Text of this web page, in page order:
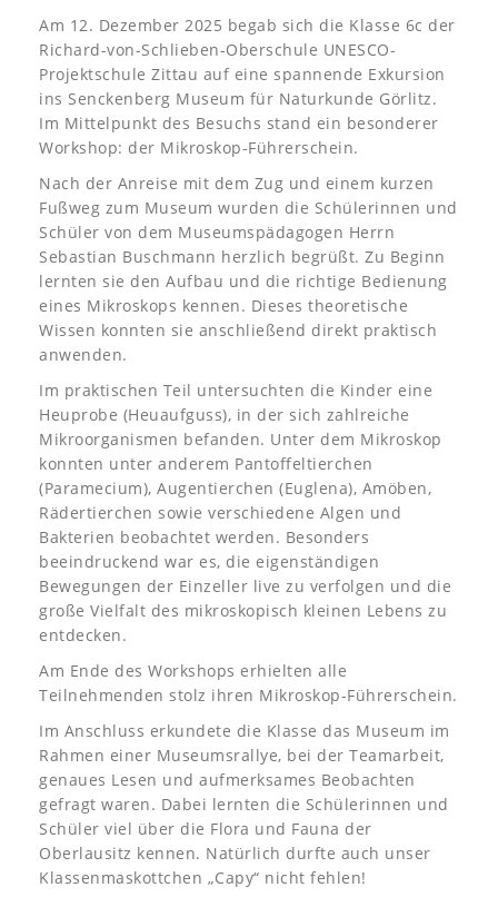
Am 12. Dezember 2025 begab sich die Klasse 6c der
Richard-von-Schlieben-Oberschule UNESCO-
Projektschule Zittau auf eine spannende Exkursion
ins Senckenberg Museum für Naturkunde Görlitz.
Im Mittelpunkt des Besuchs stand ein besonderer
Workshop: der Mikroskop-Führerschein.
Nach der Anreise mit dem Zug und einem kurzen
Fußweg zum Museum wurden die Schülerinnen und
Schüler von dem Museumspädagogen Herrn
Sebastian Buschmann herzlich begrüßt. Zu Beginn
lernten sie den Aufbau und die richtige Bedienung
eines Mikroskops kennen. Dieses theoretische
Wissen konnten sie anschließend direkt praktisch
anwenden.
Im praktischen Teil untersuchten die Kinder eine
Heuprobe (Heuaufguss), in der sich zahlreiche
Mikroorganismen befanden. Unter dem Mikroskop
konnten unter anderem Pantoffeltierchen
(Paramecium), Augentierchen (Euglena), Amöben,
Rädertierchen sowie verschiedene Algen und
Bakterien beobachtet werden. Besonders
beeindruckend war es, die eigenständigen
Bewegungen der Einzeller live zu verfolgen und die
große Vielfalt des mikroskopisch kleinen Lebens zu
entdecken.
Am Ende des Workshops erhielten alle
Teilnehmenden stolz ihren Mikroskop-Führerschein.
Im Anschluss erkundete die Klasse das Museum im
Rahmen einer Museumsrallye, bei der Teamarbeit,
genaues Lesen und aufmerksames Beobachten
gefragt waren. Dabei lernten die Schülerinnen und
Schüler viel über die Flora und Fauna der
Oberlausitz kennen. Natürlich durfte auch unser
Klassenmaskottchen „Capy“ nicht fehlen!